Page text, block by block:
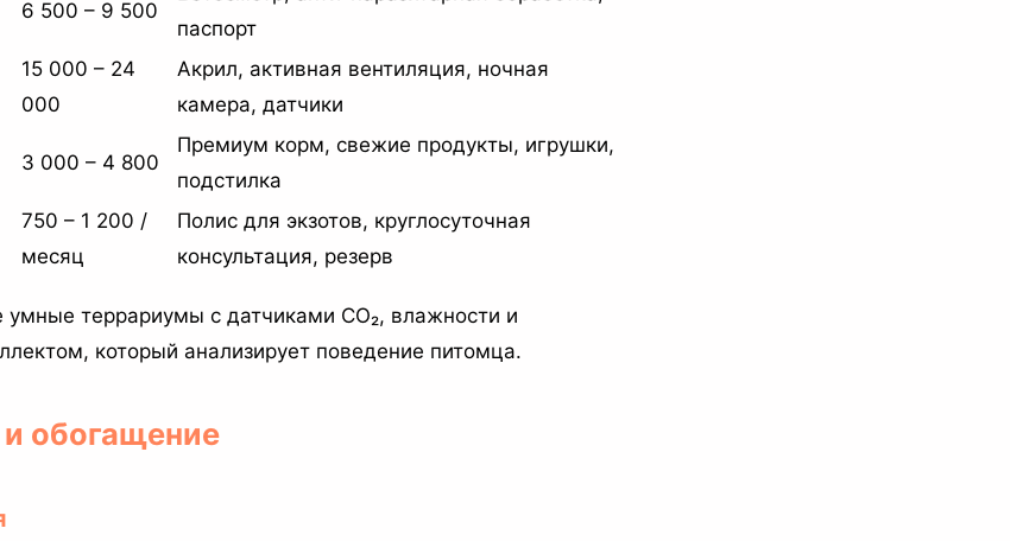
6 500 – 9 500
паспорт
15 000 – 24
000
Акрил, активная вентиляция, ночная
камера, датчики
3 000 – 4 800
Премиум корм, свежие продукты, игрушки,
подстилка
750 – 1 200 /
месяц
Полис для экзотов, круглосуточная
консультация, резерв
умные террариумы с датчиками CO₂, влажности и
который анализирует поведение питомца.
обогащение